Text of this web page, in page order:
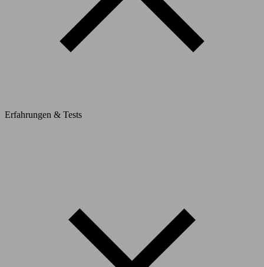
Erfahrungen & Tests